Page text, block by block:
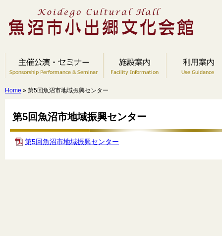
Home » 第5回魚沼市地域振興センター
第5回魚沼市地域振興センター
第5回魚沼市地域振興センター